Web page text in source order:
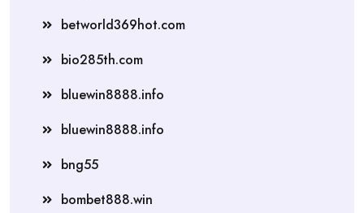
betworld369hot.com
bio285th.com
bluewin8888.info
bluewin8888.info
bng55
bombet888.win